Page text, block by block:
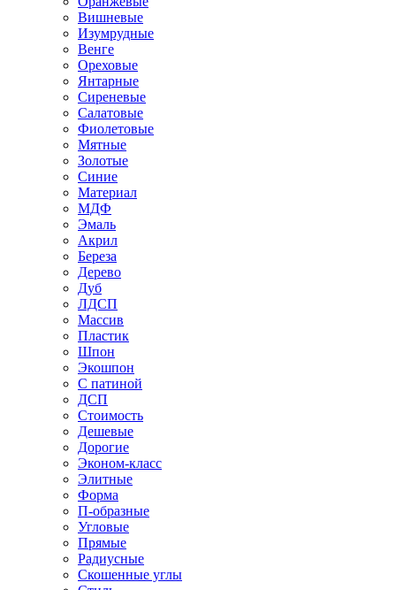
Вишневые
Изумрудные
Венге
Ореховые
Янтарные
Сиреневые
Салатовые
Фиолетовые
Мятные
Золотые
Синие
Материал
МДФ
Эмаль
Акрил
Береза
Дерево
Дуб
ЛДСП
Массив
Пластик
Шпон
Экошпон
С патиной
ДСП
Стоимость
Дешевые
Дорогие
Эконом-класс
Элитные
Форма
П-образные
Угловые
Прямые
Радиусные
Скошенные углы